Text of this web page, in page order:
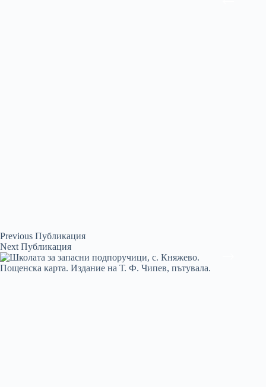
Previous Публикация
Next Публикация